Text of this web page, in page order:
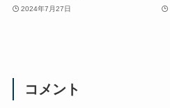
2024年7月27日
コメント